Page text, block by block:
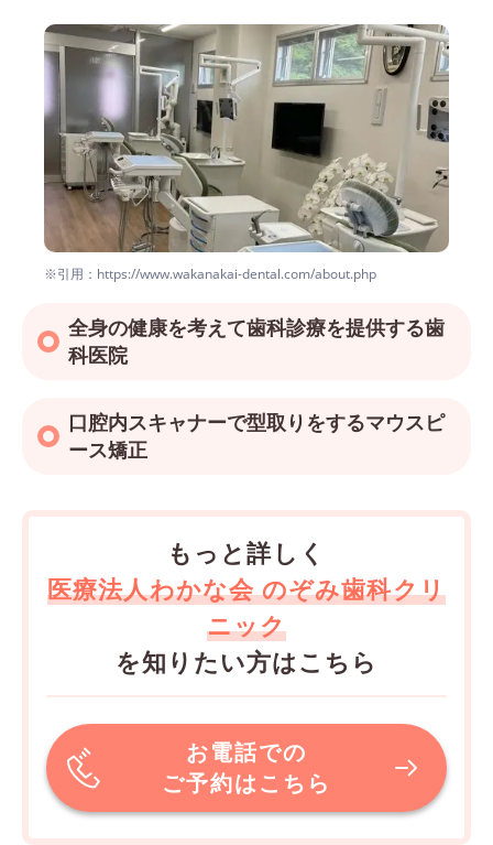
※引用：https://www.wakanakai-dental.com/about.php
全身の健康を考えて歯科診療を提供する歯
科医院
口腔内スキャナーで型取りをするマウスピ
ース矯正
もっと詳しく
医療法人わかな会 のぞみ歯科クリ
ニック
を知りたい方はこちら
お電話での
ご予約はこちら